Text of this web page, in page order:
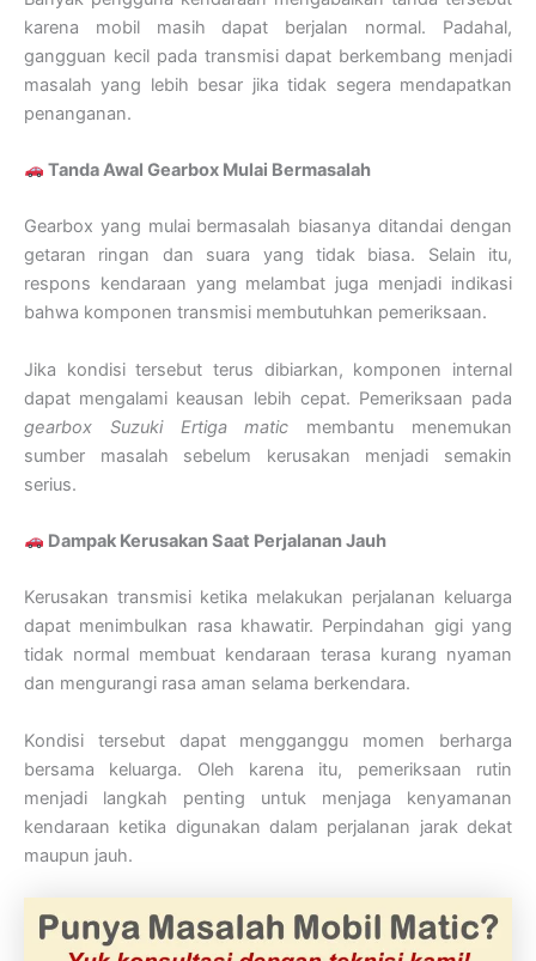
karena mobil masih dapat berjalan normal. Padahal,
gangguan kecil pada transmisi dapat berkembang menjadi
masalah yang lebih besar jika tidak segera mendapatkan
penanganan.
Tanda Awal Gearbox Mulai Bermasalah
Gearbox yang mulai bermasalah biasanya ditandai dengan
getaran ringan dan suara yang tidak biasa. Selain itu,
respons kendaraan yang melambat juga menjadi indikasi
bahwa komponen transmisi membutuhkan pemeriksaan.
Jika kondisi tersebut terus dibiarkan, komponen internal
dapat mengalami keausan lebih cepat. Pemeriksaan pada
gearbox Suzuki Ertiga matic membantu menemukan
sumber masalah sebelum kerusakan menjadi semakin
serius.
Dampak Kerusakan Saat Perjalanan Jauh
Kerusakan transmisi ketika melakukan perjalanan keluarga
dapat menimbulkan rasa khawatir. Perpindahan gigi yang
tidak normal membuat kendaraan terasa kurang nyaman
dan mengurangi rasa aman selama berkendara.
Kondisi tersebut dapat mengganggu momen berharga
bersama keluarga. Oleh karena itu, pemeriksaan rutin
menjadi langkah penting untuk menjaga kenyamanan
kendaraan ketika digunakan dalam perjalanan jarak dekat
maupun jauh.